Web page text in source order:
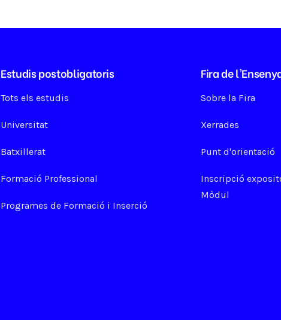
Estudis postobligatoris
Tots els estudis
Universitat
Batxillerat
Formació Professional
Programes de Formació i Inserció
Fira de
Sobre la Fira
Xerrades
Punt d'orientació
Inscripció
Mòdul